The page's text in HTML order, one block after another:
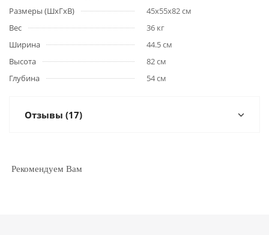
Размеры (ШхГхВ)
45x55x82 см
Вес
36 кг
Ширина
44.5 см
Высота
82 см
Глубина
54 см
Отзывы (17)
Рекомендуем Вам